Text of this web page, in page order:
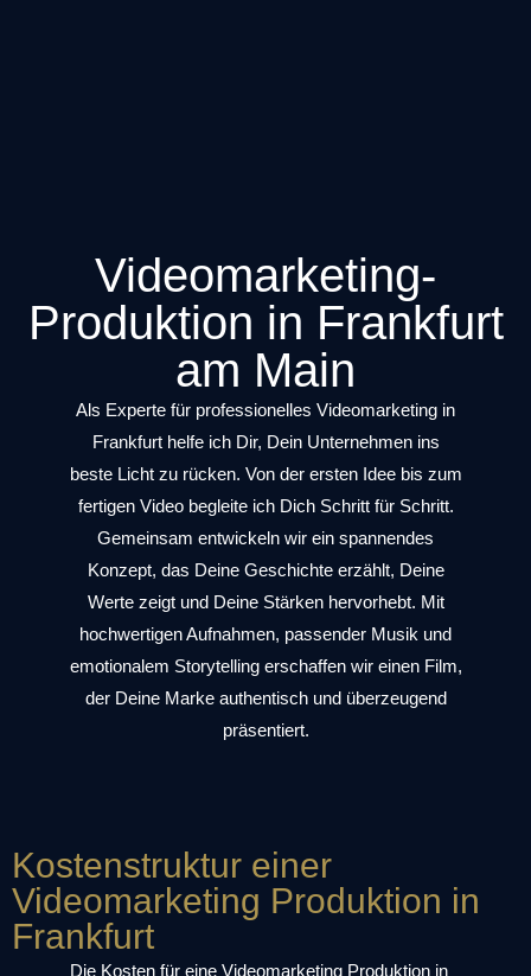
Videomarketing-
Produktion in Frankfurt
am Main
Als Experte für professionelles Videomarketing in
Frankfurt helfe ich Dir, Dein Unternehmen ins
beste Licht zu rücken. Von der ersten Idee bis zum
fertigen Video begleite ich Dich Schritt für Schritt.
Gemeinsam entwickeln wir ein spannendes
Konzept, das Deine Geschichte erzählt, Deine
Werte zeigt und Deine Stärken hervorhebt. Mit
hochwertigen Aufnahmen, passender Musik und
emotionalem Storytelling erschaffen wir einen Film,
der Deine Marke authentisch und überzeugend
präsentiert.
Kostenstruktur einer
Videomarketing Produktion in
Frankfurt
Die Kosten für eine Videomarketing Produktion in